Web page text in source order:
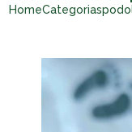
HomeCategorias